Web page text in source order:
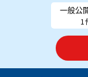
一般公
1